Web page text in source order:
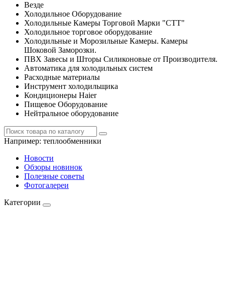
Везде
Холодильное Оборудование
Холодильные Камеры Торговой Марки "СТТ"
Холодильное торговое оборудование
Холодильные и Морозильные Камеры. Камеры
Шоковой Заморозки.
ПВХ Завесы и Шторы Силиконовые от Производителя.
Автоматика для холодильных систем
Расходные материалы
Инструмент холодильщика
Кондиционеры Haier
Пищевое Оборудование
Нейтральное оборудование
Например: теплообменники
Новости
Обзоры новинок
Полезные советы
Фотогалереи
Категории